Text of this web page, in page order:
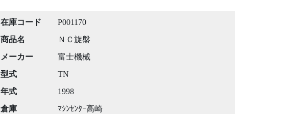
在庫コード
P001170
商品名
ＮＣ旋盤
メーカー
富士機械
型式
TN
年式
1998
倉庫
ﾏｼﾝｾﾝﾀｰ高崎